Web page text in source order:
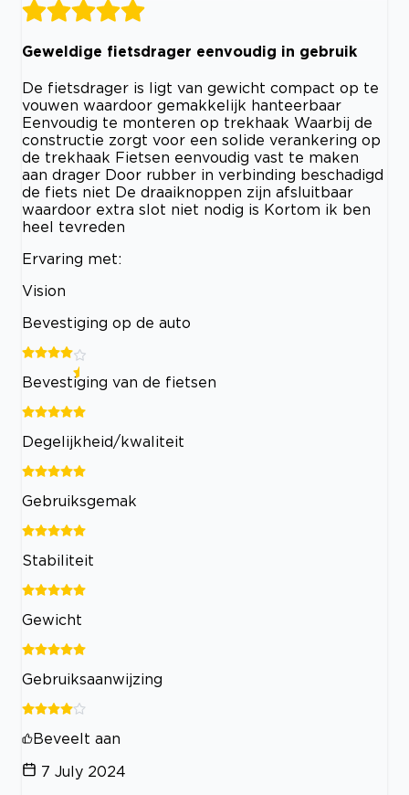
Geweldige fietsdrager eenvoudig in gebruik
De fietsdrager is ligt van gewicht compact op te
vouwen waardoor gemakkelijk hanteerbaar
Eenvoudig te monteren op trekhaak Waarbij de
constructie zorgt voor een solide verankering op
de trekhaak Fietsen eenvoudig vast te maken
aan drager Door rubber in verbinding beschadigd
de fiets niet De draaiknoppen zijn afsluitbaar
waardoor extra slot niet nodig is Kortom ik ben
heel tevreden
Ervaring met:
Vision
Bevestiging op de auto
Bevestiging van de fietsen
Degelijkheid/kwaliteit
Gebruiksgemak
Stabiliteit
Gewicht
Gebruiksaanwijzing
Beveelt aan
7 July 2024